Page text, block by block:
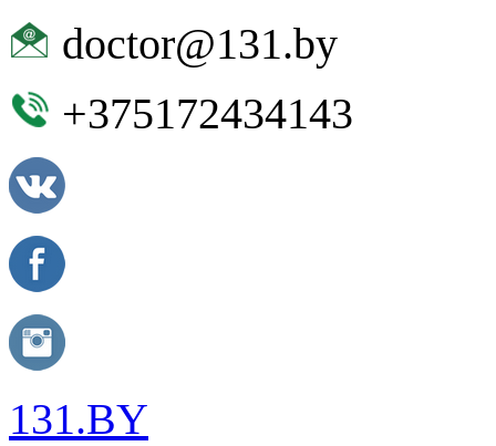
doctor@131.by
+375172434143
131.BY